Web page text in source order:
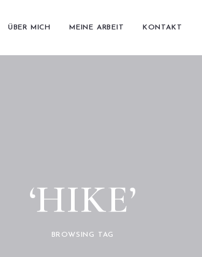
ÜBER MICH MEINE ARBEIT KONTAKT
‘HIKE’
BROWSING TAG